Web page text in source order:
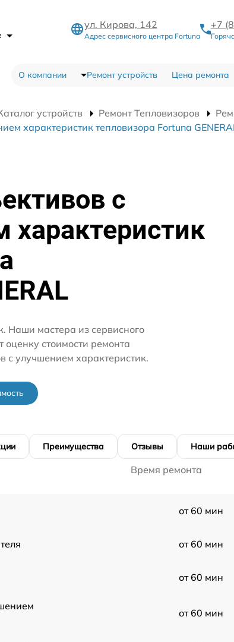
ул. Кирова, 142
Адрес сервисного центра Fortuna
+7
О компании Ремонт устройств Цена ремонта
устройств Ремонт Тепловизоров
характеристик тепловизора Fortuna
с
характеристик
Наши мастера из сервисного
стоимости ремонта
с улучшением характеристик.
Преимущества Отзывы Наши
Время ремонта
от 60 мин
от 60 мин
от 60 мин
от 60 мин